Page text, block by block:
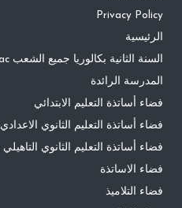
Privacy Policy
الرئيسية
السنة الثانية بكالوريا جميع الشعب 2Bac
المدرسة الرائدة
فضاء أساتذة التعليم الابتدائي
فضاء أساتذة التعليم الثانوي الاعدادي
فضاء أساتذة التعليم الثانوي التاهيلي
فضاء الاساتذة
فضاء التلاميذ